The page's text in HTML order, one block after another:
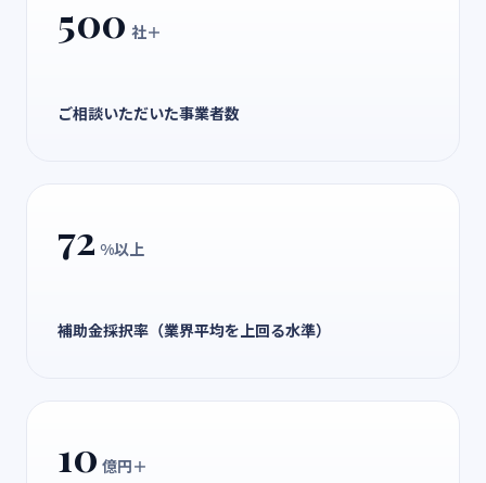
500 社＋
ご相談いただいた事業者数
72 %以上
補助金採択率（業界平均を上回る水準）
10 億円＋